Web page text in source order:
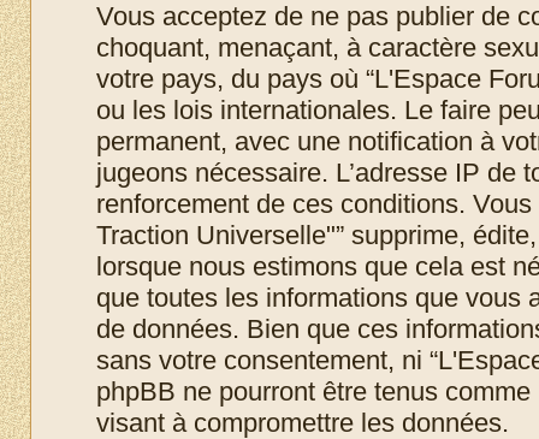
Vous acceptez de ne pas publier de
choquant, menaçant, à caractère
votre pays, du pays où “L'Espace
ou les lois internationales. Le faire
permanent, avec une notification à
jugeons nécessaire. L’adresse IP de
renforcement de ces conditions.
Traction Universelle"” supprime,
lorsque nous estimons que cela est
que toutes les informations que vous
de données. Bien que ces
sans votre consentement, ni
phpBB ne pourront être tenus
visant à compromettre les données.